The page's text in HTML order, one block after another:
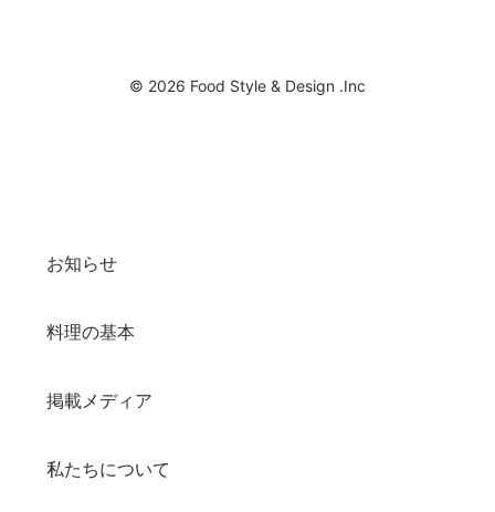
© 2026 Food Style & Design .Inc
お知らせ
料理の基本
掲載メディア
私たちについて